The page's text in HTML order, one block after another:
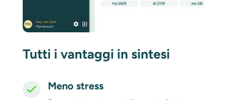
Tutti i vantaggi in sintesi
Meno stress